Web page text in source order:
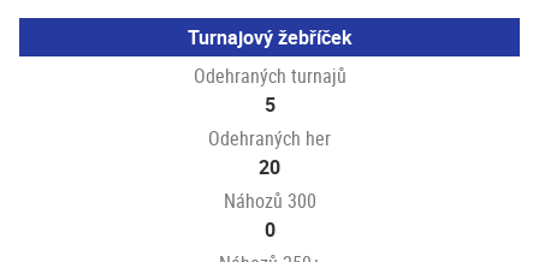
Turnajový žebříček
Odehraných turnajů
5
Odehraných her
20
Náhozů 300
0